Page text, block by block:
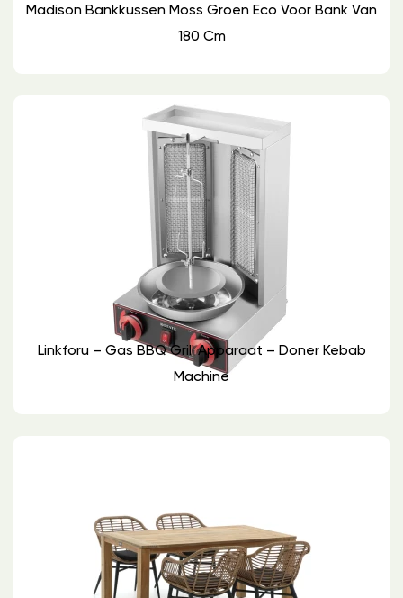
Madison Bankkussen Moss Groen Eco Voor Bank Van
180 Cm
Linkforu – Gas BBQ Grill Apparaat – Doner Kebab
Machine